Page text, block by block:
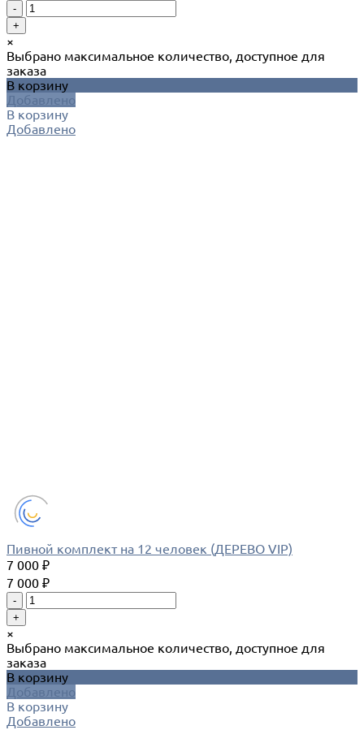
-
+
×
Выбрано максимальное количество, доступное для
заказа
В корзину
Добавлено
В корзину
Добавлено
Пивной комплект на 12 человек (ДЕРЕВО VIP)
7 000 ₽
7 000 ₽
-
+
×
Выбрано максимальное количество, доступное для
заказа
В корзину
Добавлено
В корзину
Добавлено